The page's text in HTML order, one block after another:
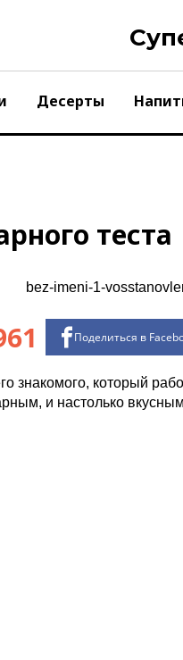
Десерты
теста
Поделиться в
знакомого, который
и настолько